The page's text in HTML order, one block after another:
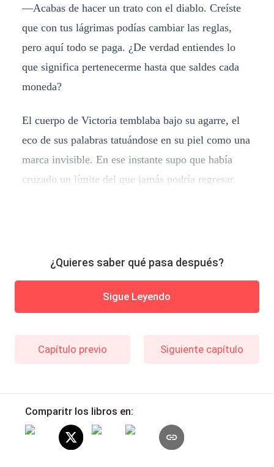
—Acabas de hacer un trato con el diablo. Creíste
que con tus lágrimas podías cambiar las reglas,
pero aquí todo se paga. ¿De verdad entiendes lo
que significa pertenecerme hasta que saldes cada
moneda?
El cuerpo de Victoria temblaba bajo su agarre, el
eco de sus palabras tatuándose en su piel como una
marca invisible. En ese instante supo que había
cruzado un límite del que jamás podría regresar.
¿Quieres saber qué pasa después?
Sigue Leyendo
Capítulo previo Siguiente capítulo
Comparitr los libros en: